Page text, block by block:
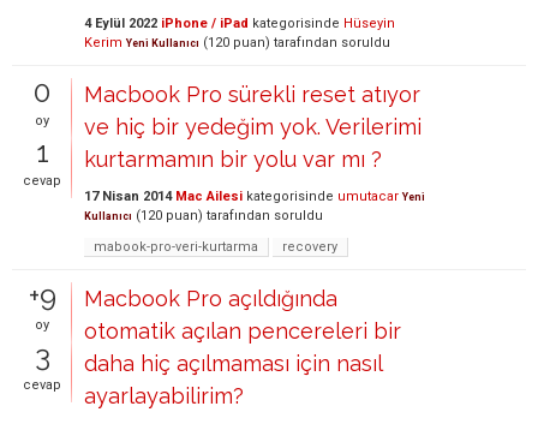
4 Eylül 2022 iPhone / iPad kategorisinde Hüseyin
Kerim Yeni Kullanıcı (120 puan) tarafından soruldu
0
oy
1
cevap
Macbook Pro sürekli reset atıyor
ve hiç bir yedeğim yok. Verilerimi
kurtarmamın bir yolu var mı ?
17 Nisan 2014 Mac Ailesi kategorisinde umutacar Yeni
Kullanıcı (120 puan) tarafından soruldu
mabook-pro-veri-kurtarma
recovery
+9
oy
3
cevap
Macbook Pro açıldığında
otomatik açılan pencereleri bir
daha hiç açılmaması için nasıl
ayarlayabilirim?